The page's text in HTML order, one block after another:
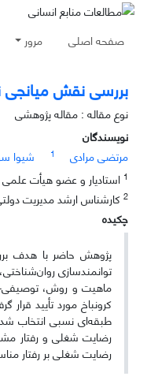
صفحه اصلی مرور
بررسی نقش میانجی
نوع مقاله : مقاله پژوهشی
نویسندگان
مرتضی مرادی
1 شیوا
1 استادیار و عضو هیأت علمی
2 کارشناس ارشد مدیریت دولتی
چکیده
پژوهش حاضر با هدف
توانمندسازی
ماهیت و روش، توصیفی-
طبقه‌ای نسبی انتخاب
رضایت شغلی و رفتار
رضایت شغلی بر رفتار